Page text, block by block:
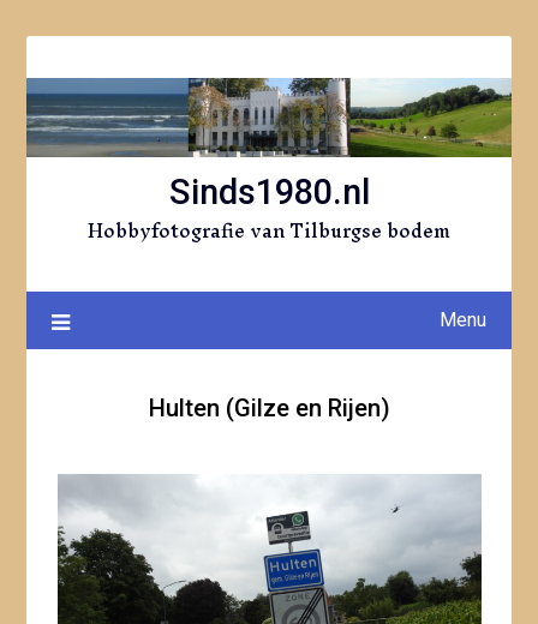
naar
inhoud
Sinds1980.nl
Hobbyfotografie van Tilburgse bodem
Menu
Hulten (Gilze en Rijen)